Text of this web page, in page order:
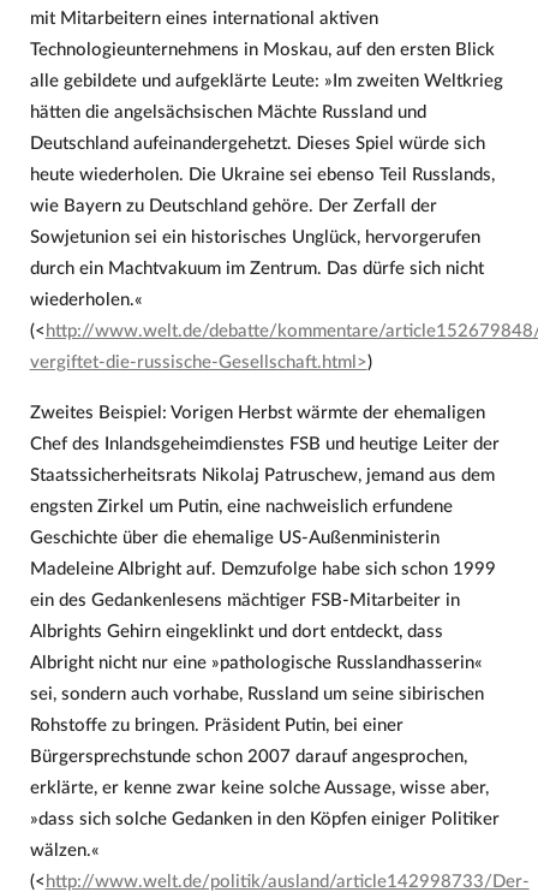
mit Mitarbeitern eines international aktiven
Technologieunternehmens in Moskau, auf den ersten Blick
alle gebildete und aufgeklärte Leute: »Im zweiten Weltkrieg
hätten die angelsächsischen Mächte Russland und
Deutschland aufeinandergehetzt. Dieses Spiel würde sich
heute wiederholen. Die Ukraine sei ebenso Teil Russlands,
wie Bayern zu Deutschland gehöre. Der Zerfall der
Sowjetunion sei ein historisches Unglück, hervorgerufen
durch ein Machtvakuum im Zentrum. Das dürfe sich nicht
wiederholen.«
(< http://www.welt.de/debatte/kommentare/
vergiftet-die-russische-Gesellschaft.html>)
Zweites Beispiel: Vorigen Herbst wärmte der ehemaligen
Chef des Inlandsgeheimdienstes FSB und heutige Leiter der
Staatssicherheitsrats Nikolaj Patruschew, jemand aus dem
engsten Zirkel um Putin, eine nachweislich erfundene
Geschichte über die ehemalige US-Außenministerin
Madeleine Albright auf. Demzufolge habe sich schon 1999
ein des Gedankenlesens mächtiger FSB-Mitarbeiter in
Albrights Gehirn eingeklinkt und dort entdeckt, dass
Albright nicht nur eine »pathologische Russlandhasserin«
sei, sondern auch vorhabe, Russland um seine sibirischen
Rohstoffe zu bringen. Präsident Putin, bei einer
Bürgersprechstunde schon 2007 darauf angesprochen,
erklärte, er kenne zwar keine solche Aussage, wisse aber,
»dass sich solche Gedanken in den Köpfen einiger Politiker
wälzen.«
(< http://www.welt.de/politik/ausland/article142998733/Der-